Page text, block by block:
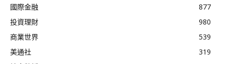
國際金融
877
投資理財
980
商業世界
539
美通社
319